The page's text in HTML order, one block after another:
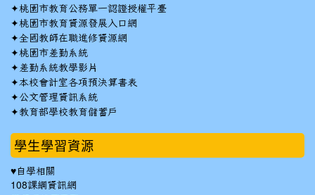
✦桃園市教育公務單一認證授權平臺
✦桃園市教育資源發展入口網
✦全國教師在職進修資源網
✦桃園市差勤系統
✦ 差勤系統教學影片
✦本校會計室各項預決算書表
✦公文管理資訊系統
✦教育部學校教育儲蓄戶
學生學習資源
♥自學相關
108課綱資訊網